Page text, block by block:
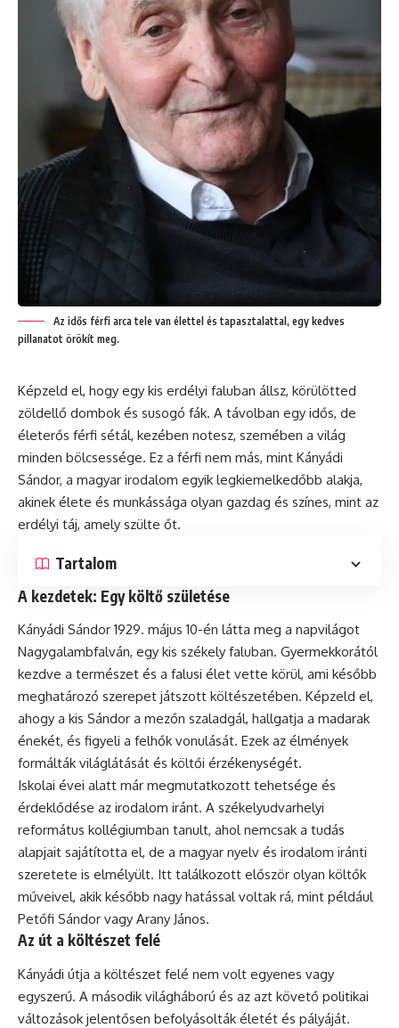
Az idős férfi arca tele van élettel és tapasztalattal, egy kedves
pillanatot örökít meg.
Képzeld el, hogy egy kis erdélyi faluban állsz, körülötted
zöldellő dombok és susogó fák. A távolban egy idős, de
életerős férfi sétál, kezében notesz, szemében a világ
minden bölcsessége. Ez a férfi nem más, mint Kányádi
Sándor, a magyar irodalom egyik legkiemelkedőbb alakja,
akinek élete és munkássága olyan gazdag és színes, mint az
erdélyi táj, amely szülte őt.
Tartalom
A kezdetek: Egy költő születése
Kányádi Sándor 1929. május 10-én látta meg a napvilágot
Nagygalambfalván, egy kis székely faluban. Gyermekkorától
kezdve a természet és a falusi élet vette körül, ami később
meghatározó szerepet játszott költészetében. Képzeld el,
ahogy a kis Sándor a mezőn szaladgál, hallgatja a madarak
énekét, és figyeli a felhők vonulását. Ezek az élmények
formálták világlátását és költői érzékenységét.
Iskolai évei alatt már megmutatkozott tehetsége és
érdeklődése az irodalom iránt. A székelyudvarhelyi
református kollégiumban tanult, ahol nemcsak a tudás
alapjait sajátította el, de a magyar nyelv és irodalom iránti
szeretete is elmélyült. Itt találkozott először olyan költők
műveivel, akik később nagy hatással voltak rá, mint például
Petőfi Sándor vagy Arany János.
Az út a költészet felé
Kányádi útja a költészet felé nem volt egyenes vagy
egyszerű. A második világháború és az azt követő politikai
változások jelentősen befolyásolták életét és pályáját.